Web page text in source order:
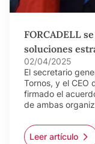
FORCADELL
soluciones
02/04/2025
El secretario
Tornos, y el CEO
firmado el
de ambas
Leer artículo